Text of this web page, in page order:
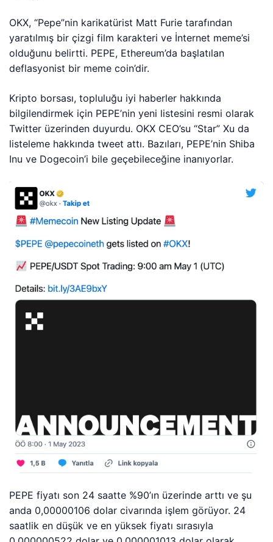
OKX, “Pepe”nin karikatürist Matt Furie tarafından
yaratılmış bir çizgi film karakteri ve İnternet meme’si
olduğunu belirtti. PEPE, Ethereum’da başlatılan
deflasyonist bir meme coin’dir.
Kripto borsası, topluluğu iyi haberler hakkında
bilgilendirmek için PEPE’nin yeni listesini resmi olarak
Twitter üzerinden duyurdu. OKX CEO’su “Star” Xu da
listeleme hakkında tweet attı. Bazıları, PEPE’nin Shiba
Inu ve Dogecoin’i bile geçebileceğine inanıyorlar.
PEPE fiyatı son 24 saatte %90’ın üzerinde arttı ve şu
anda 0,00000106 dolar civarında işlem görüyor. 24
saatlik en düşük ve en yüksek fiyatı sırasıyla